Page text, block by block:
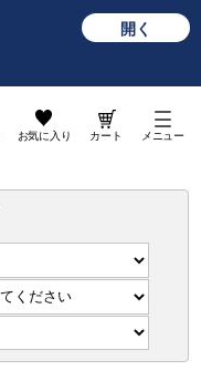
開く
お気に入り カート メニュー